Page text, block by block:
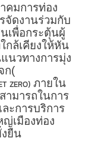
คมการท่อง
จัดงานร่วมกับ
เพื่อกระตุ้นผู้
กล้เคียงให้หัน
นวทางการมุ่ง
ก(
ZERO)ภายใน
ามารถในการ
ะการบริการ
เมืองท่อง
งยืน